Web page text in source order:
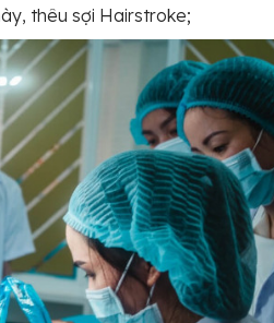
thêu sợi Hairstroke;